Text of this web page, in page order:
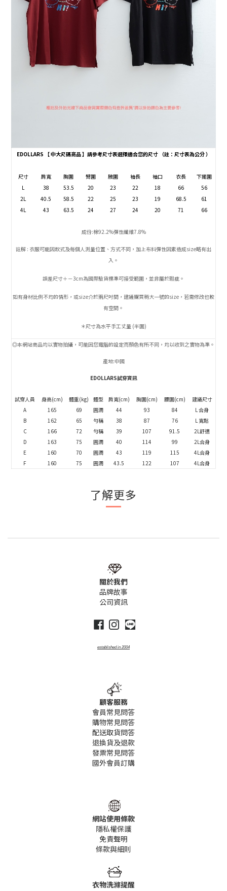
EDOLLARS 【 中大尺碼商品 】請參考尺寸表選擇適合您的尺寸 （註：尺寸表為公分 ）
尺寸 肩寬 胸圍 臂圍 腋圍 袖長 袖口 衣長
下擺圍
L
38 53.5 20 23 22 18 66
56
2L
40.5 58.5 22 25 23 19 68.5
61
4L
43 63.5 24 27 24 20 71 66
成份:棉92.2%彈性纖維7.8%
註解 : 衣服可能因款式及每個人測量位置、方式不同，加上布料彈性因素造成size略有出
入。
誤差尺寸＋－3cm為國際驗貨標準可接受範圍，並非屬於瑕疵。
如有身材比例不均的情形，或size介於兩尺吋間，建議購買稍大一號的size，若需修改也較
有空間。
＊尺寸為水平手工丈量 (半圍)
◎本網站商品均以實物拍攝，可能因您電腦的設定而顏色有所不同，均以收到之實物為準。
產地:中國
EDOLLARS試穿資訊
試穿人員 身高(cm) 體重(kg) 體型 肩寬(cm) 胸圍(cm) 腰圍(cm)
建議尺寸
A
165 69 圓潤 44 93 84
L 合身
B
162 65 勻稱 38 87 76
L 寬鬆
C
166 72 勻稱 39 107 91.5
2L舒適
D
163 75 圓潤 40 114 99
2L合身
E
160 70 圓潤 43 119 115
4L合身
F
160 75 圓潤 43.5 122 107 4L合身
了解更多
關於我們
品牌故事
公司資訊
establishedin 2004
顧客服務
會員常見問答
購物常見問答
配送取貨問答
退換貨及退款
發票常見問答
國外會員訂購
網站使用條款
隱私權保護
免責聲明
條款與細則
衣物洗滌提醒